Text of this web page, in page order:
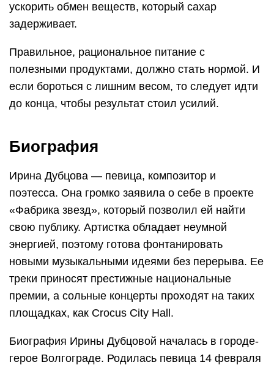
ускорить обмен веществ, который сахар
задерживает.
Правильное, рациональное питание с
полезными продуктами, должно стать нормой. И
если бороться с лишним весом, то следует идти
до конца, чтобы результат стоил усилий.
Биография
Ирина Дубцова — певица, композитор и
поэтесса. Она громко заявила о себе в проекте
«Фабрика звезд», который позволил ей найти
свою публику. Артистка обладает неумной
энергией, поэтому готова фонтанировать
новыми музыкальными идеями без перерыва. Ее
треки приносят престижные национальные
премии, а сольные концерты проходят на таких
площадках, как Crocus City Hall.
Биография Ирины Дубцовой началась в городе-
герое Волгограде. Родилась певица 14 февраля